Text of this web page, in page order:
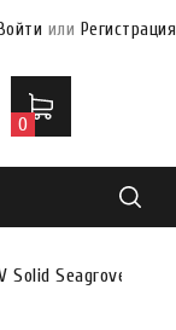
или Регистрация
0
Seagrove Green